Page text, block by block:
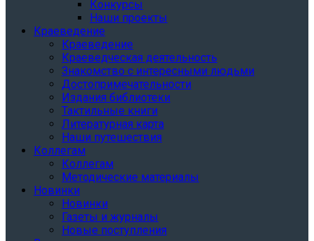
Конкурсы
Наши проекты
Краеведение
Краеведение
Краеведческая деятельность
Знакомство с интересными людьми
Достопримечательности
Издания библиотеки
Тактильные книги
Литературная карта
Наши путешествия
Коллегам
Коллегам
Методические материалы
Новинки
Новинки
Газеты и журналы
Новые поступления